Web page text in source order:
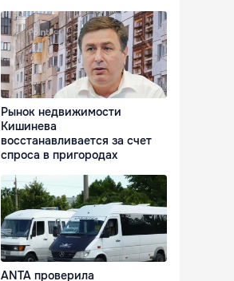
Рынок недвижимости
Кишинева
восстанавливается за счет
спроса в пригородах
ANTA проверила